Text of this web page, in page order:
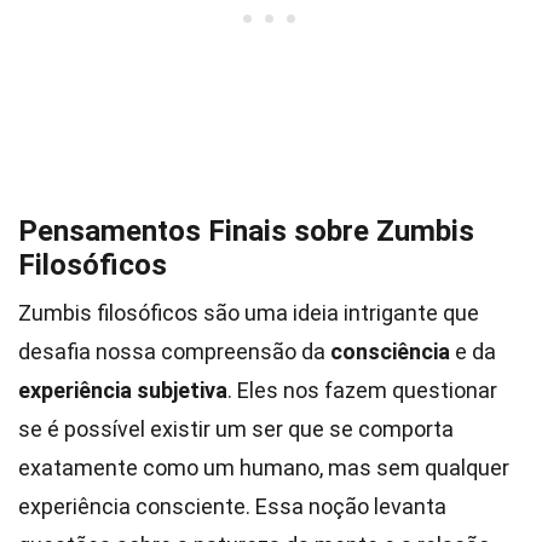
Pensamentos Finais sobre Zumbis
Filosóficos
Zumbis filosóficos são uma ideia intrigante que
desafia nossa compreensão da consciência e da
experiência subjetiva. Eles nos fazem questionar
se é possível existir um ser que se comporta
exatamente como um humano, mas sem qualquer
experiência consciente. Essa noção levanta